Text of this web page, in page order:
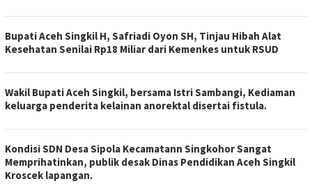
Bupati Aceh Singkil H, Safriadi Oyon SH, Tinjau Hibah Alat
Kesehatan Senilai Rp18 Miliar dari Kemenkes untuk RSUD
Wakil Bupati Aceh Singkil, bersama Istri Sambangi, Kediaman
keluarga penderita kelainan anorektal disertai fistula.
Kondisi SDN Desa Sipola Kecamatann Singkohor Sangat
Memprihatinkan, publik desak Dinas Pendidikan Aceh Singkil
Kroscek lapangan.